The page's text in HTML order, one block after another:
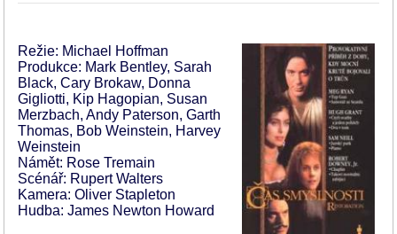
Režie: Michael Hoffman
Produkce: Mark Bentley, Sarah
Black, Cary Brokaw, Donna
Gigliotti, Kip Hagopian, Susan
Merzbach, Andy Paterson, Garth
Thomas, Bob Weinstein, Harvey
Weinstein
Námět: Rose Tremain
Scénář: Rupert Walters
Kamera: Oliver Stapleton
Hudba: James Newton Howard